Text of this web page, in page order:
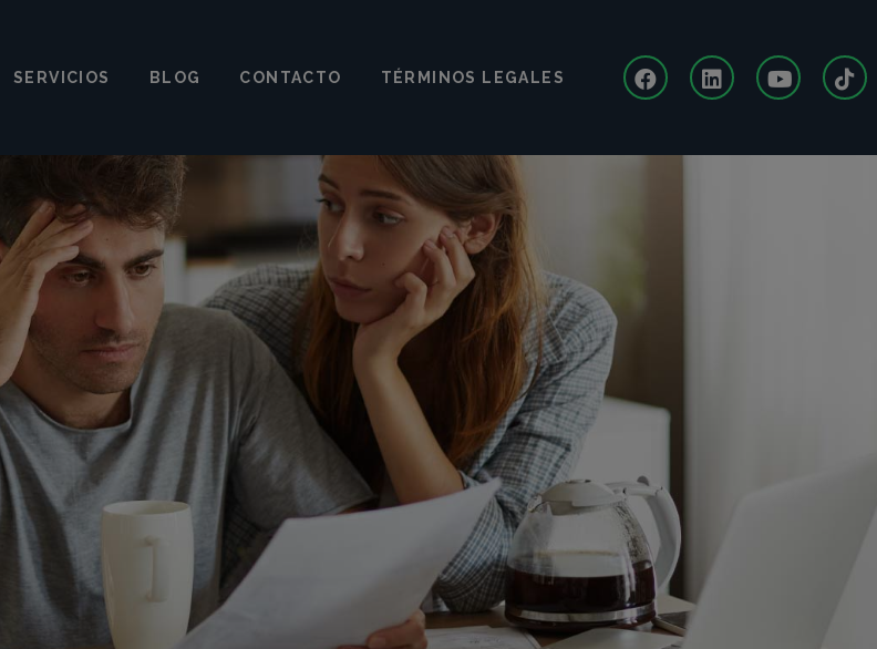
SERVICIOS BLOG CONTACTO TÉRMINOS LEGALES